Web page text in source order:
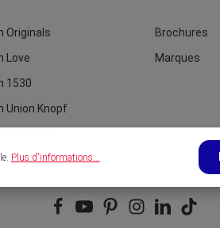
Originals
Love
1530
Union Knopf
Brochures
Marques
Plus d'informations...